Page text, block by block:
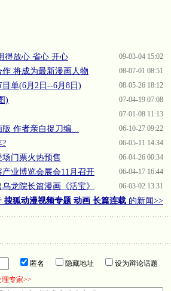
09-03-04 15:02
得放心 省心 开心
08-07-01 08:51
将成为最新漫画人物
08-05-26 18:12
单(6月2日--6月8日)
07-04-19 07:08
)
07-01-08 11:13
06-10-27 09:22
作者亲自捉刀编...
06-05-11 14:34
06-04-26 00:34
门票火热预售
06-04-17 16:44
业博览会展会11月召开
06-03-02 13:31
龙院长篇漫画《活宝》
搜狐动漫视频专题 动画 长篇连载 的新闻>>
匿名 隐藏地址
设为辩论话题
专家>>